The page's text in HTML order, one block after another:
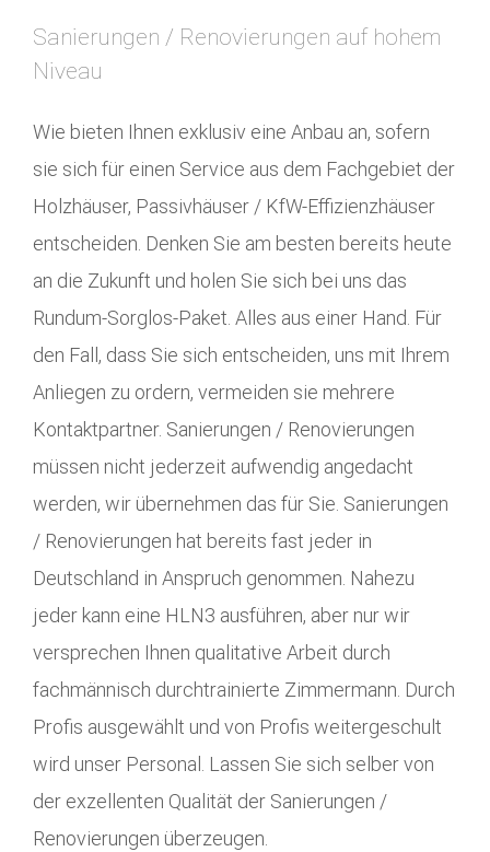
Sanierungen / Renovierungen auf hohem
Niveau
Wie bieten Ihnen exklusiv eine Anbau an, sofern
sie sich für einen Service aus dem Fachgebiet der
Holzhäuser, Passivhäuser / KfW-Effizienzhäuser
entscheiden. Denken Sie am besten bereits heute
an die Zukunft und holen Sie sich bei uns das
Rundum-Sorglos-Paket. Alles aus einer Hand. Für
den Fall, dass Sie sich entscheiden, uns mit Ihrem
Anliegen zu ordern, vermeiden sie mehrere
Kontaktpartner. Sanierungen / Renovierungen
müssen nicht jederzeit aufwendig angedacht
werden, wir übernehmen das für Sie. Sanierungen
/ Renovierungen hat bereits fast jeder in
Deutschland in Anspruch genommen. Nahezu
jeder kann eine HLN3 ausführen, aber nur wir
versprechen Ihnen qualitative Arbeit durch
fachmännisch durchtrainierte Zimmermann. Durch
Profis ausgewählt und von Profis weitergeschult
wird unser Personal. Lassen Sie sich selber von
der exzellenten Qualität der Sanierungen /
Renovierungen überzeugen.